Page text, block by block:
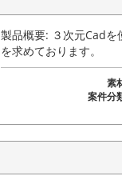
製品概要: ３次元Cad
を求めております。
素
案件分